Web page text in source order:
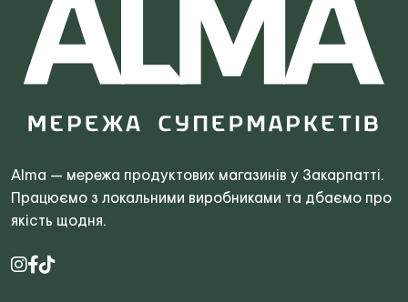
Alma — мережа продуктових магазинів у Закарпатті.
Працюємо з локальними виробниками та дбаємо про
якість щодня.